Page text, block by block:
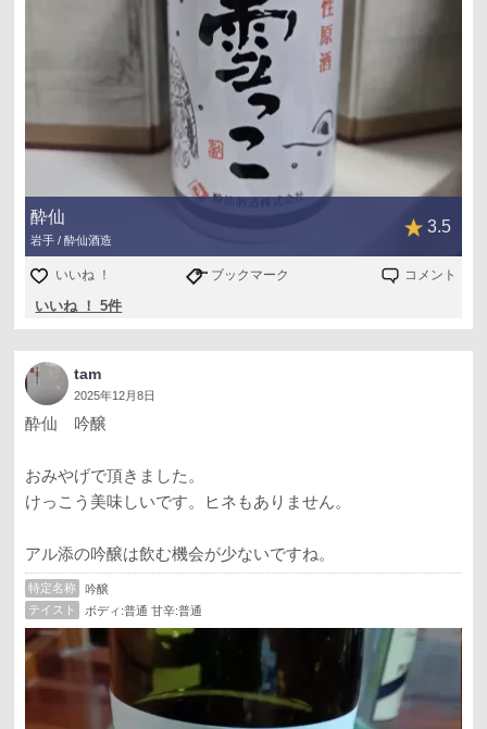
酔仙
岩手 / 酔仙酒造
3.5
いいね ！ ブックマーク コメント
いいね ！ 5件
tam
2025年12月8日
酔仙 吟醸
おみやげで頂きました。
けっこう美味しいです。ヒネもありません。
アル添の吟醸は飲む機会が少ないですね。
特定名称
吟醸
テイスト
ボディ:普通 甘辛:普通